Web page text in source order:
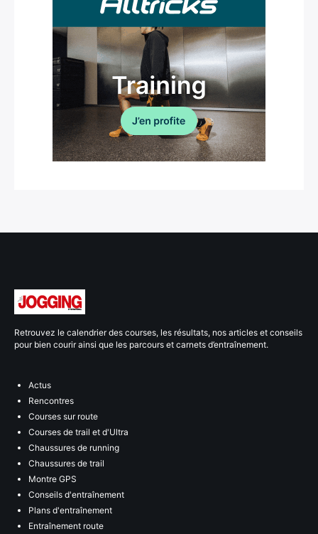
Retrouvez le calendrier des courses, les résultats, nos articles et conseils
pour bien courir ainsi que les parcours et carnets d’entraînement.
Actus
Rencontres
Courses sur route
Courses de trail et d'Ultra
Chaussures de running
Chaussures de trail
Montre GPS
Conseils d'entraînement
Plans d'entraînement
Entraînement route